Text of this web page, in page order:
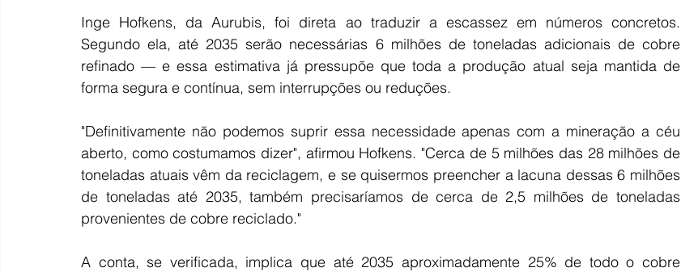
Inge Hofkens, da Aurubis, foi direta ao traduzir a escassez em números concretos.
Segundo ela, até 2035 serão necessárias 6 milhões de toneladas adicionais de cobre
refinado — e essa estimativa já pressupõe que toda a produção atual seja mantida de
forma segura e contínua, sem interrupções ou reduções.
"Definitivamente não podemos suprir essa necessidade apenas com a mineração a céu
aberto, como costumamos dizer", afirmou Hofkens. "Cerca de 5 milhões das 28 milhões de
toneladas atuais vêm da reciclagem, e se quisermos preencher a lacuna dessas 6 milhões
de toneladas até 2035, também precisaríamos de cerca de 2,5 milhões de toneladas
provenientes de cobre reciclado."
A conta, se verificada, implica que até 2035 aproximadamente 25% de todo o cobre